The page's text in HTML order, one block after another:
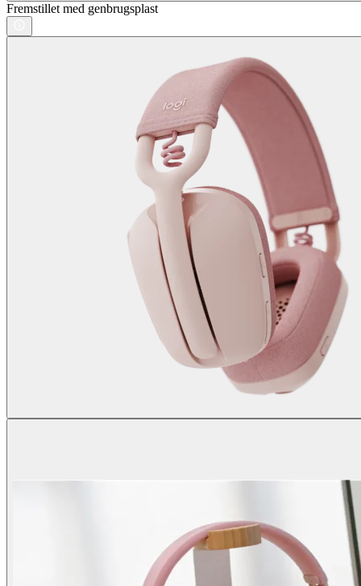
Fremstillet med genbrugsplast